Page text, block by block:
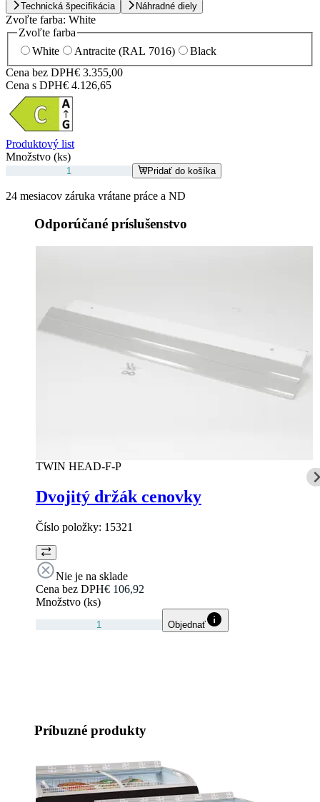
Technická špecifikácia Náhradné diely
Zvoľte farba: White
Zvoľte farba
White
Antracite (RAL 7016)
Black
Cena bez DPH€ 3.355,00
Cena s DPH€ 4.126,65
Produktový list
Množstvo (ks)
Pridať do košíka
24 mesiacov záruka vrátane práce a ND
Odporúčané príslušenstvo
TWIN HEAD-F-P
Dvojitý držák cenovky
Číslo položky: 15321
Nie je na sklade
Cena bez DPH€ 106,92
Množstvo (ks)
Objednať
Príbuzné produkty